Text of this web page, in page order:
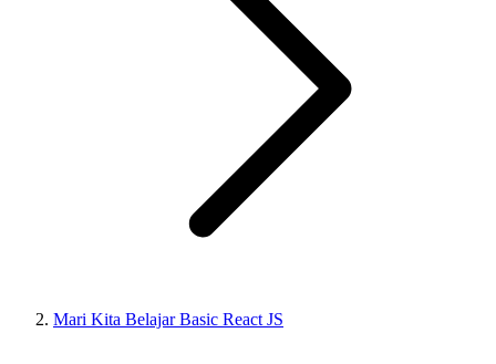
Mari Kita Belajar Basic React JS